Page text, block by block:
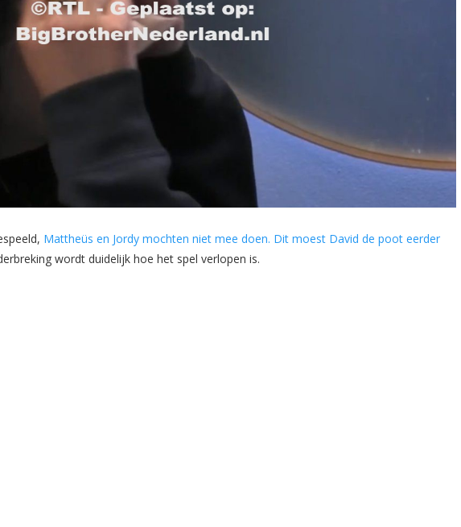
Mattheüs en Jordy mochten niet mee doen. Dit moest David de poot eerder
wordt duidelijk hoe het spel verlopen is.